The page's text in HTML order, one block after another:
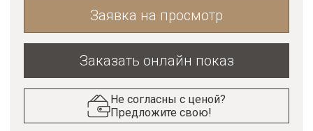
Заявка на просмотр
Заказать онлайн показ
Не согласны с ценой?
Предложите свою!